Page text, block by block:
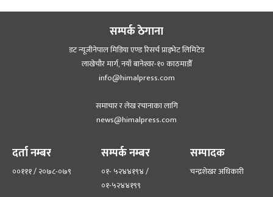
सम्पर्क ठेगाना
डट न्यूजीनेपाल मिडिया एण्ड रिसर्च प्राइभेट लिमिटेड
लाखेचौर मार्ग, नयाँ बानेश्‍वर-१० काठमाडौँ
info@himalpress.com
समाचार र लेख रचानाका लागि
news@himalpress.com
दर्ता नम्बर
००१११ / २०७८-०७९
सम्पर्क नम्बर
०१- ५२४४१९४ /
०१-५२४४१९९
सम्पादक
चन्द्रशेखर अधिकारी